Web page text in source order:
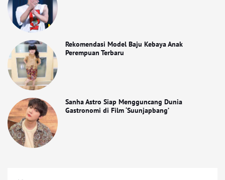
Rekomendasi Model Baju Kebaya Anak
Perempuan Terbaru
Sanha Astro Siap Mengguncang Dunia
Gastronomi di Film ‘Suunjapbang’